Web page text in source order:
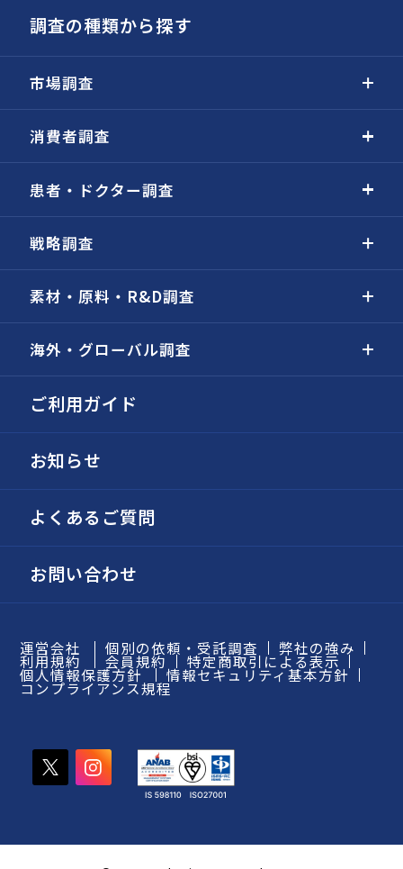
調査の種類から探す
市場調査
消費者調査
患者・ドクター調査
戦略調査
素材・原料・R&D調査
海外・グローバル調査
ご利用ガイド
お知らせ
よくあるご質問
お問い合わせ
運営会社 個別の依頼・受託調査 弊社の強み
利用規約 会員規約 特定商取引による表示
個人情報保護方針 情報セキュリティ基本方針
コンプライアンス規程